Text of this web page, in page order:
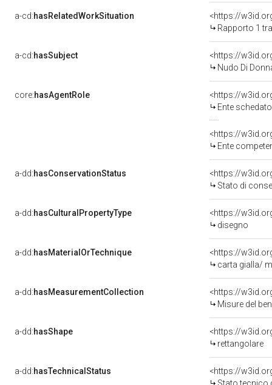
a-cd:hasRelatedWorkSituation
<https://
Rapporto 1
a-cd:hasSubject
<https://
Nudo Di
core:hasAgentRole
<https://
Ente
<https://
Ente competente
a-dd:hasConservationStatus
<https://
Stato di
a-dd:hasCulturalPropertyType
<https://
disegno
a-dd:hasMaterialOrTechnique
<https://
carta gialla/
a-dd:hasMeasurementCollection
<https://
Misure del
a-dd:hasShape
<https://
rettangolare
a-dd:hasTechnicalStatus
<https://